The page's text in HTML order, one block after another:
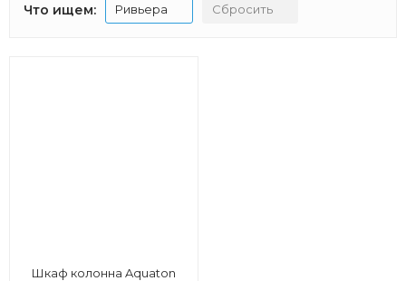
Что ищем: Ривьера Сбросить
Шкаф колонна Aquaton